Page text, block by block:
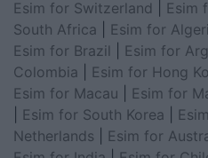
Esim for Switzerland
Esim
South Africa
Esim for
Esim for Brazil
Esim for
Colombia
Esim for Hong
Esim for Macau
Esim for
Esim for South Korea
Netherlands
Esim for